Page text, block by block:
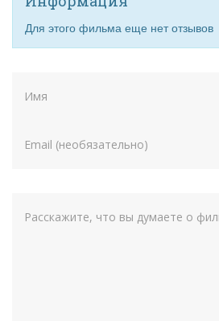
Для этого фильма еще нет отзывов